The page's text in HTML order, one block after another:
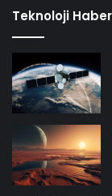
Teknoloji